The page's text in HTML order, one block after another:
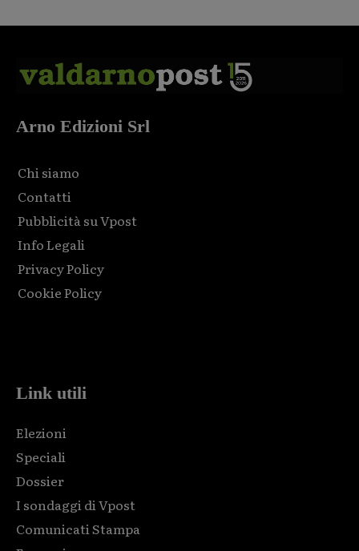
Arno Edizioni Srl
Chi siamo
Contatti
Pubblicità su Vpost
Info Legali
Privacy Policy
Cookie Policy
Link utili
Elezioni
Speciali
Dossier
I sondaggi di Vpost
Comunicati Stampa